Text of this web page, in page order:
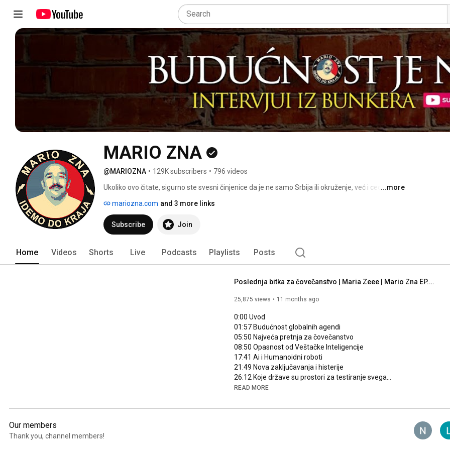
MARIO ZNA
@MARIOZNA • 129K subscribers • 796 videos
Ukoliko ovo čitate, sigurno ste svesni činjenice da je ne samo Srbija ili okruženje, već i ceo svet
...more
mariozna.com and 3 more links
Subscribe Join
Home Videos Shorts Live Podcasts Playlists Posts
Poslednja bitka za čovečanstvo | Maria Zeee | Mario Zna EP. 353
25,875 views 11 months ago
0:00
01:57
05:50
08:50
17:41
21:49
26:12
37:34
54:03 Uloga EU u ostvarivanju agendi
https://www.paypal.com/paypalme/nulta...
READ MORE
Our members
Thank you, channel members!